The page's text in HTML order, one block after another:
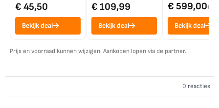
€ 45,50
Bekijk deal
€ 109,99
Bekijk deal
€ 599,00€
Bekijk deal
Prijs en voorraad kunnen wijzigen. Aankopen lopen via de partner.
0 reacties